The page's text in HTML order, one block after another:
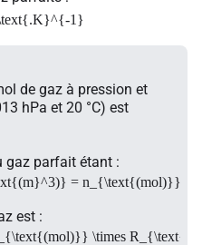
1}
de gaz à pression et
hPa et 20 °C) est
gaz parfait étant :
= n_{\text{(mol)}}
est :
\times